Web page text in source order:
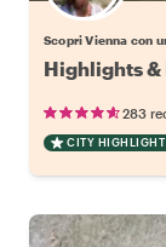
Scopri Vienna con
Highlights &
283
CITY HIGHLIGHT